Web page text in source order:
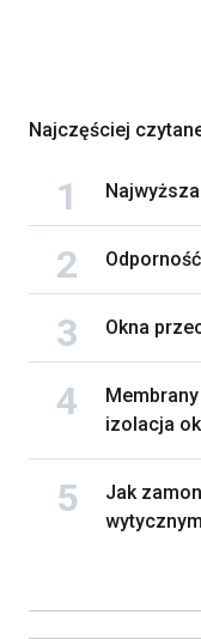
Najczęściej
Okna
izolacja
Jak